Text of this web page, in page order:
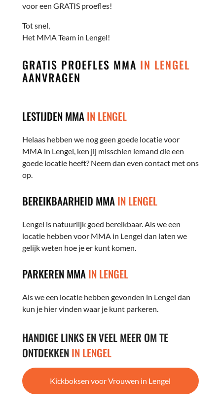
voor een GRATIS proefles!
Tot snel,
Het MMA Team in Lengel!
GRATIS PROEFLES MMA IN LENGEL
AANVRAGEN
LESTIJDEN MMAIN LENGEL
Helaas hebben we nog geen goede locatie voor
MMA in Lengel, ken jij misschien iemand die een
goede locatie heeft? Neem dan even contact met ons
op.
BEREIKBAARHEID MMAIN LENGEL
Lengel is natuurlijk goed bereikbaar. Als we een
locatie hebben voor MMA in Lengel dan laten we
gelijk weten hoe je er kunt komen.
PARKEREN MMAIN LENGEL
Als we een locatie hebben gevonden in Lengel dan
kun je hier vinden waar je kunt parkeren.
HANDIGE LINKS EN VEEL MEER OM TE
ONTDEKKENIN LENGEL
Kickboksen voor Vrouwen in Lengel